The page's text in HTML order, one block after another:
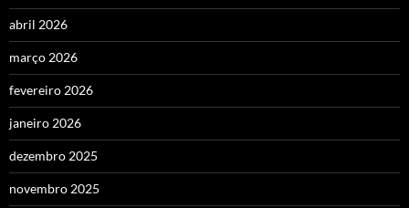
abril 2026
março 2026
fevereiro 2026
janeiro 2026
dezembro 2025
novembro 2025